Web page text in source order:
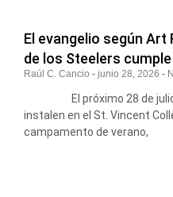
El evangelio según
de los Steelers
Raúl C. Cancio junio 28, 2026
El próximo 28 de julio,
instalen en el St. Vincent
campamento de verano,